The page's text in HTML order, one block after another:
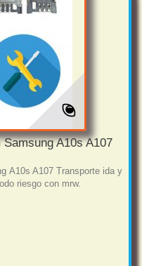
A10s A107
A10s A107 Transporte ida y
riesgo con mrw.